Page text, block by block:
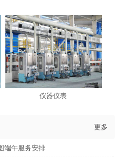
仪器仪表
更多
端午服务安排